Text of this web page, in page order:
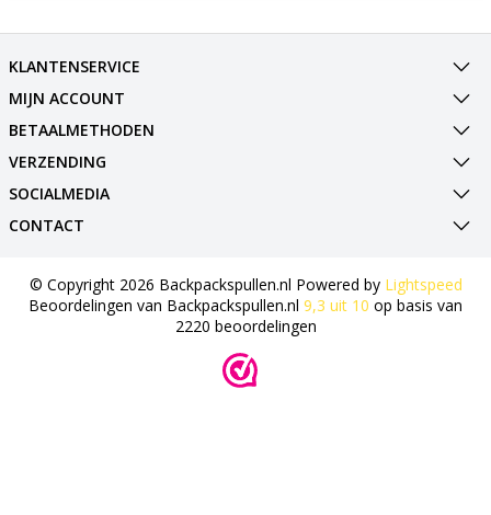
KLANTENSERVICE
MIJN ACCOUNT
BETAALMETHODEN
VERZENDING
SOCIALMEDIA
CONTACT
© Copyright 2026 Backpackspullen.nl Powered by Lightspeed
Beoordelingen van Backpackspullen.nl 9,3 uit 10 op basis van
2220 beoordelingen